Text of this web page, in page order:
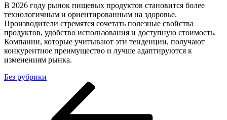
В 2026 году рынок пищевых продуктов становится более
технологичным и ориентированным на здоровье.
Производители стремятся сочетать полезные свойства
продуктов, удобство использования и доступную стоимость.
Компании, которые учитывают эти тенденции, получают
конкурентное преимущество и лучше адаптируются к
изменениям рынка.
Без рубрики